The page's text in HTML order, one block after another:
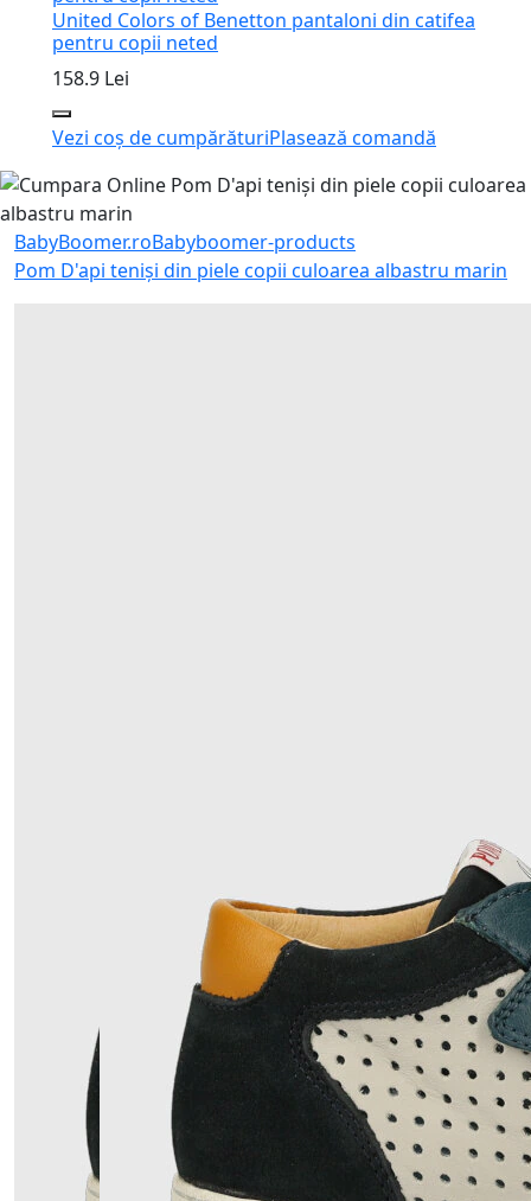
United Colors of Benetton pantaloni din catifea
pentru copii neted
158.9 Lei
Vezi coș de cumpărăturiPlasează comandă
BabyBoomer.roBabyboomer-products
Pom D'api teniși din piele copii culoarea albastru marin